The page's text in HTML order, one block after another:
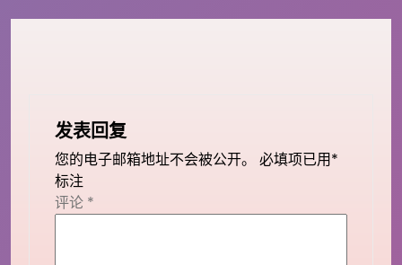
发表回复
您的电子邮箱地址不会被公开。 必填项已用*
标注
评论 *